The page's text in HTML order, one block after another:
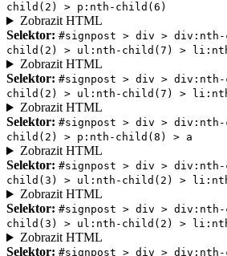
child(2) > p:nth-child(6)
Zobrazit HTML
Selektor: #signpost > div >
child(2) > ul:nth-child(7) >
Zobrazit HTML
Selektor: #signpost > div >
child(2) > ul:nth-child(7) >
Zobrazit HTML
Selektor: #signpost > div >
child(2) > p:nth-child(8) > a
Zobrazit HTML
Selektor: #signpost > div >
child(3) > ul:nth-child(2) >
Zobrazit HTML
Selektor: #signpost > div >
child(3) > ul:nth-child(2) >
Zobrazit HTML
Selektor: #signpost > div >